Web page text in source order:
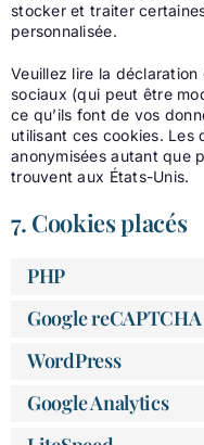
stocker et traiter
personnalisée.
Veuillez lire la
sociaux (qui peut être
ce qu’ils font de vos
utilisant ces cookies. Les
anonymisées autant que
trouvent aux États-Unis.
7. Cookies placés
PHP
Google reCAPTCHA
WordPress
Google Analytics